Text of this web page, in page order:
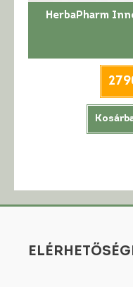
HerbaPharm